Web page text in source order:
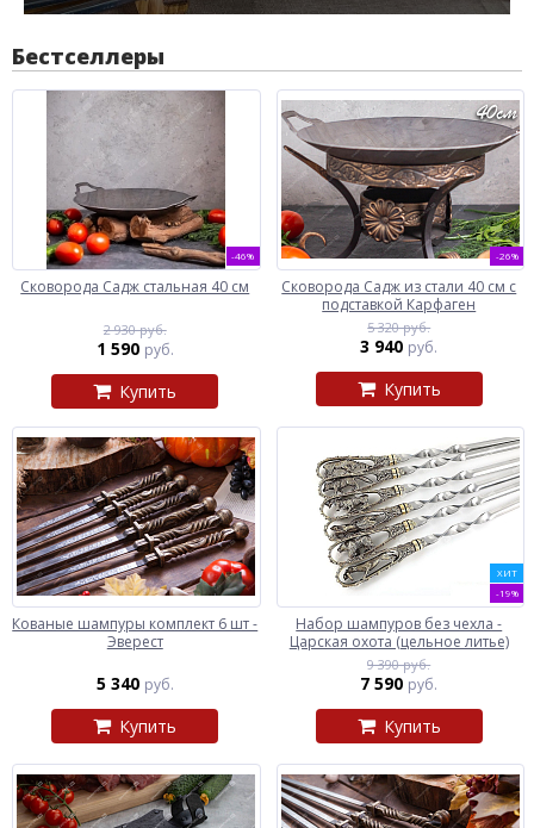
Бестселлеры
-46%
Сковорода Садж стальная 40 см
2 930 руб.
1 590 руб.
Купить
-26%
Сковорода Садж из стали 40 см с
подставкой Карфаген
5 320 руб.
3 940 руб.
Купить
Кованые шампуры комплект 6 шт -
Эверест
5 340 руб.
Купить
ХИТ
-19%
Набор шампуров без чехла -
Царская охота (цельное литье)
9 390 руб.
7 590 руб.
Купить